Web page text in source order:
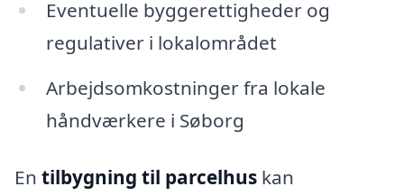
Eventuelle byggerettigheder og
regulativer i lokalområdet
Arbejdsomkostninger fra lokale
håndværkere i Søborg
En tilbygning til parcelhus kan